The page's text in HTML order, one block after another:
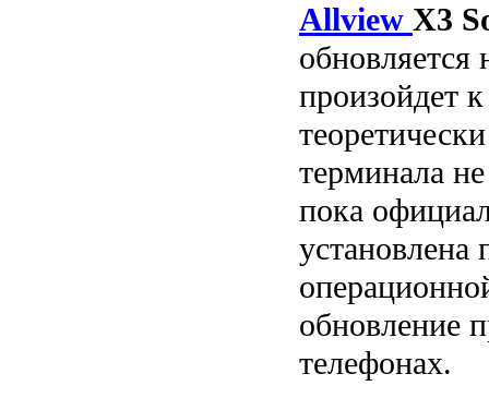
Allview X3
произойдет к
терминала
пока
установлена
обновление
телефонах.